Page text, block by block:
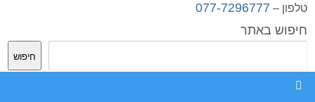
טלפון – 077-7296777
חיפוש באתר
חיפוש